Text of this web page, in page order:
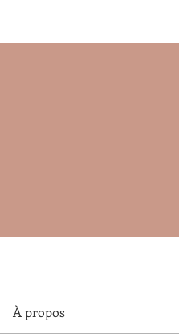
À propos